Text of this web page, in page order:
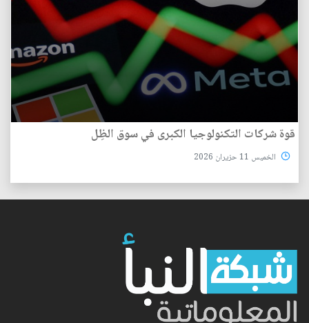
قوة شركات التكنولوجيا الكبرى في سوق الظِل
الخميس 11 حزيران 2026